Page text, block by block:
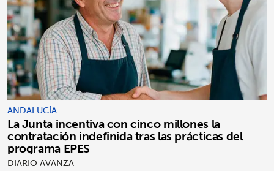
ANDALUCÍA
La Junta incentiva con cinco millones la
contratación indefinida tras las prácticas del
programa EPES
DIARIO AVANZA